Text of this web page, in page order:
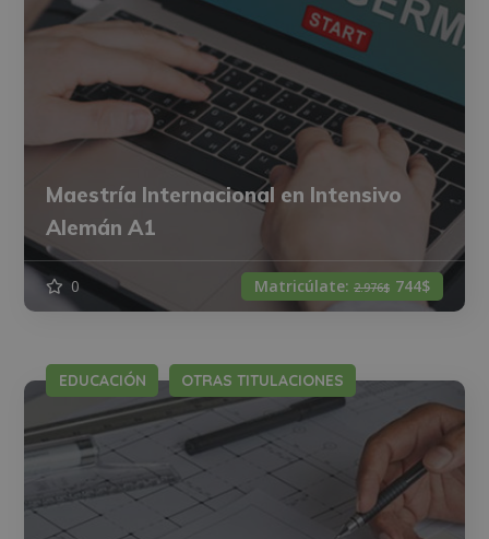
Maestría Internacional en Intensivo
Alemán A1
0 Matricúlate: 2.976$ 744$
EDUCACIÓN OTRAS TITULACIONES